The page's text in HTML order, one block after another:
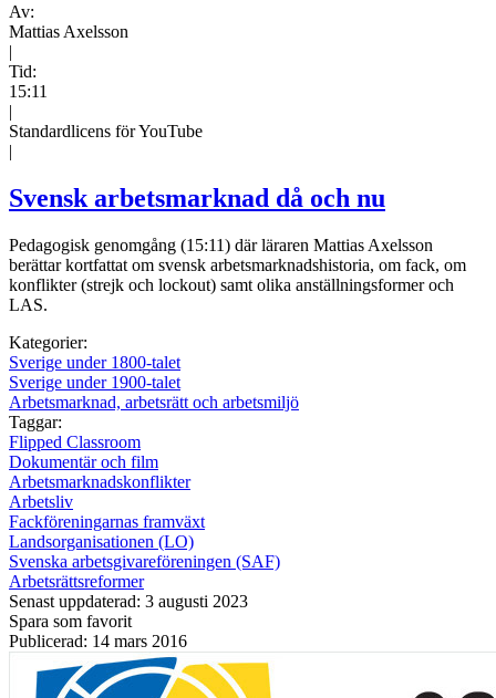
Av:
Mattias Axelsson
|
Tid:
15:11
|
Standardlicens för YouTube
|
Svensk arbetsmarknad då och nu
Pedagogisk genomgång (15:11) där läraren Mattias Axelsson
berättar kortfattat om svensk arbetsmarknadshistoria, om fack, om
konflikter (strejk och lockout) samt olika anställningsformer och
LAS.
Kategorier:
Sverige under 1800-talet
Sverige under 1900-talet
Arbetsmarknad, arbetsrätt och arbetsmiljö
Taggar:
Flipped Classroom
Dokumentär och film
Arbetsmarknadskonflikter
Arbetsliv
Fackföreningarnas framväxt
Landsorganisationen (LO)
Svenska arbetsgivareföreningen (SAF)
Arbetsrättsreformer
Senast uppdaterad: 3 augusti 2023
Spara som favorit
Publicerad: 14 mars 2016